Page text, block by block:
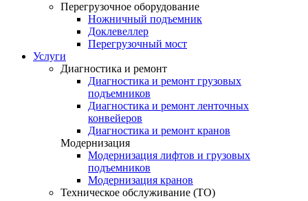
Перегрузочное оборудование
Ножничный подъемник
Доклевеллер
Перегрузочный мост
Услуги
Диагностика и ремонт
Диагностика и ремонт грузовых
подъемников
Диагностика и ремонт ленточных
конвейеров
Диагностика и ремонт кранов
Модернизация
Модернизация лифтов и грузовых
подъемников
Модернизация кранов
Техническое обслуживание (ТО)